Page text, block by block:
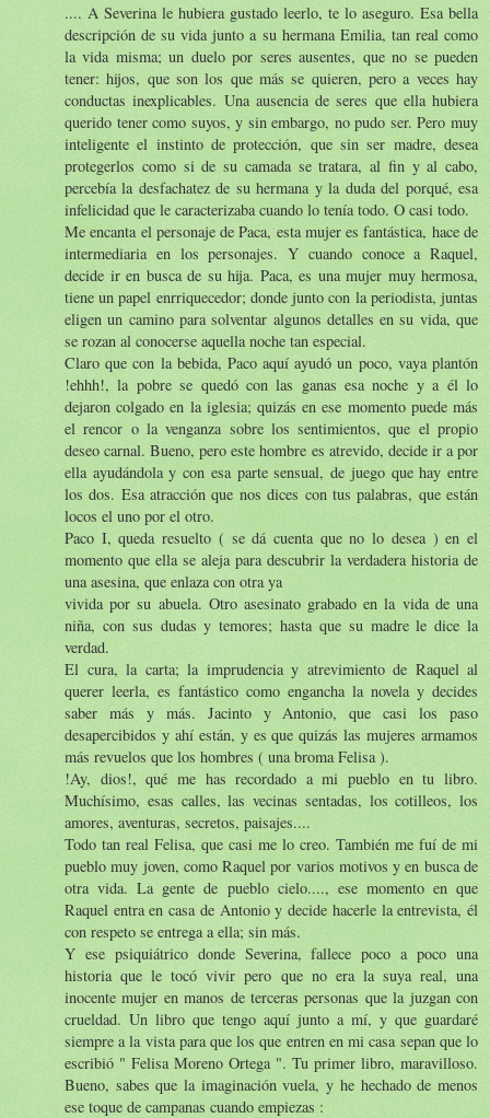
.... A Severina le hubiera gustado leerlo, te lo aseguro. Esa bella
descripción de su vida junto a su hermana Emilia, tan real como
la vida misma; un duelo por seres ausentes, que no se pueden
tener: hijos, que son los que más se quieren, pero a veces hay
conductas inexplicables. Una ausencia de seres que ella hubiera
querido tener como suyos, y sin embargo, no pudo ser. Pero muy
inteligente el instinto de protección, que sin ser madre, desea
protegerlos como si de su camada se tratara, al fin y al cabo,
percebía la desfachatez de su hermana y la duda del porqué, esa
infelicidad que le caracterizaba cuando lo tenía todo. O casi todo.
Me encanta el personaje de Paca, esta mujer es fantástica, hace de
intermediaria en los personajes. Y cuando conoce a Raquel,
decide ir en busca de su hija. Paca, es una mujer muy hermosa,
tiene un papel enrriquecedor; donde junto con la periodista, juntas
eligen un camino para solventar algunos detalles en su vida, que
se rozan al conocerse aquella noche tan especial.
Claro que con la bebida, Paco aquí ayudó un poco, vaya plantón
!ehhh!, la pobre se quedó con las ganas esa noche y a él lo
dejaron colgado en la iglesia; quizás en ese momento puede más
el rencor o la venganza sobre los sentimientos, que el propio
deseo carnal. Bueno, pero este hombre es atrevido, decide ir a por
ella ayudándola y con esa parte sensual, de juego que hay entre
los dos. Esa atracción que nos dices con tus palabras, que están
locos el uno por el otro.
Paco I, queda resuelto ( se dá cuenta que no lo desea ) en el
momento que ella se aleja para descubrir la verdadera historia de
una asesina, que enlaza con otra ya
vivida por su abuela. Otro asesinato grabado en la vida de una
niña, con sus dudas y temores; hasta que su madre le dice la
verdad.
El cura, la carta; la imprudencia y atrevimiento de Raquel al
querer leerla, es fantástico como engancha la novela y decides
saber más y más. Jacinto y Antonio, que casi los paso
desapercibidos y ahí están, y es que quizás las mujeres armamos
más revuelos que los hombres ( una broma Felisa ).
!Ay, dios!, qué me has recordado a mi pueblo en tu libro.
Muchísimo, esas calles, las vecinas sentadas, los cotilleos, los
amores, aventuras, secretos, paisajes....
Todo tan real Felisa, que casi me lo creo. También me fuí de mi
pueblo muy joven, como Raquel por varios motivos y en busca de
otra vida. La gente de pueblo cielo...., ese momento en que
Raquel entra en casa de Antonio y decide hacerle la entrevista, él
con respeto se entrega a ella; sin más.
Y ese psiquiátrico donde Severina, fallece poco a poco una
historia que le tocó vivir pero que no era la suya real, una
inocente mujer en manos de terceras personas que la juzgan con
crueldad. Un libro que tengo aquí junto a mí, y que guardaré
siempre a la vista para que los que entren en mi casa sepan que lo
escribió " Felisa Moreno Ortega ". Tu primer libro, maravilloso.
Bueno, sabes que la imaginación vuela, y he hechado de menos
ese toque de campanas cuando empiezas :